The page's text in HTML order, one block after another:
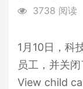
3738 阅读
1月10日，科
员工，并关
View child